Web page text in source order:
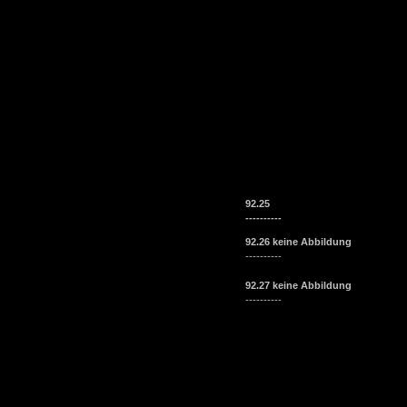
92.25
----------
92.26 keine Abbildung
----------
92.27 keine Abbildung
----------